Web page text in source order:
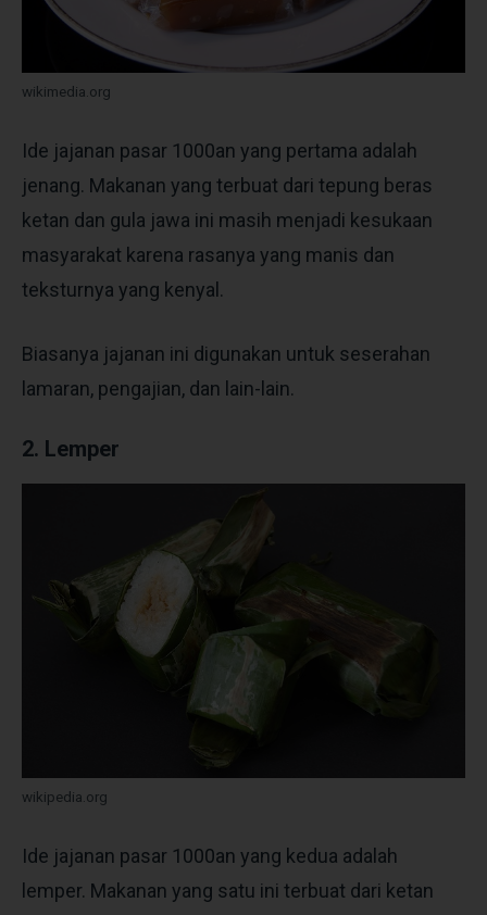
wikimedia.org
Ide jajanan pasar 1000an yang pertama adalah
jenang. Makanan yang terbuat dari tepung beras
ketan dan gula jawa ini masih menjadi kesukaan
masyarakat karena rasanya yang manis dan
teksturnya yang kenyal.
Biasanya jajanan ini digunakan untuk seserahan
lamaran, pengajian, dan lain-lain.
2. Lemper
wikipedia.org
Ide jajanan pasar 1000an yang kedua adalah
lemper. Makanan yang satu ini terbuat dari ketan